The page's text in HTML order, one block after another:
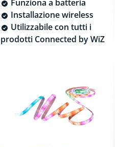
Funziona a batteria
Installazione wireless
Utilizzabile con tutti i
prodotti Connected by WiZ